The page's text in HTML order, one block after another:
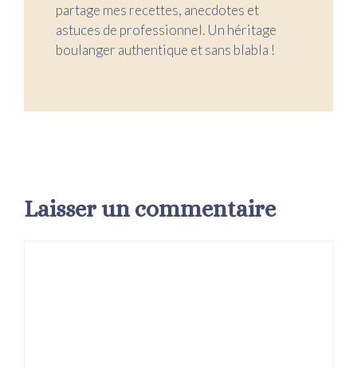
partage mes recettes, anecdotes et
astuces de professionnel. Un héritage
boulanger authentique et sans blabla !
Laisser un commentaire